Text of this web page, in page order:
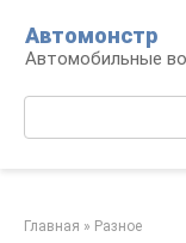
контенту
Автомонстр
Автомобильные
Главная » Разное